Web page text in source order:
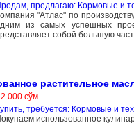
предлагаю: Кормовые и
"Атлас" по
из самых успешных
собой большую
растительное
000 сўм
требуется: Кормовые и
использованное